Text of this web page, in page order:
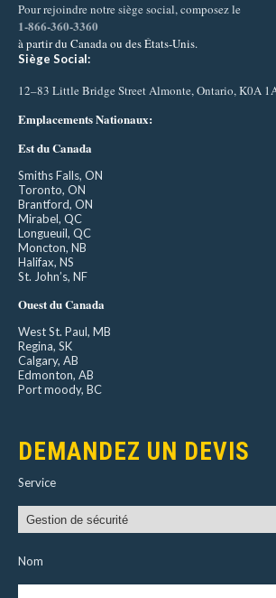
Pour rejoindre notre siège social, composez le
1-866-360-3360
à partir du Canada ou des États-Unis.
Siège Social:
12–83 Little Bridge Street Almonte, Ontario, K0A
Emplacements Nationaux:
Est du Canada
Smiths Falls, ON
Toronto, ON
Brantford, ON
Mirabel, QC
Longueuil, QC
Moncton, NB
Halifax, NS
St. John’s, NF
Ouest du Canada
West St. Paul, MB
Regina, SK
Calgary, AB
Edmonton, AB
Port moody, BC
DEMANDEZ UN DEVIS
Service
Nom